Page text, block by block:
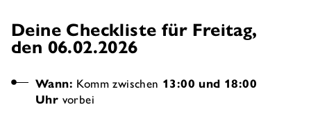
Deine Checkliste für Freitag,
den 06.02.2026
Wann: Komm zwischen 13:00 und 18:00
Uhr vorbei